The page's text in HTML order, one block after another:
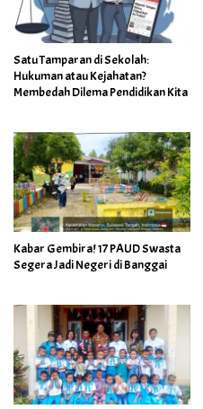
Satu Tamparan di Sekolah:
Hukuman atau Kejahatan?
Membedah Dilema Pendidikan Kita
Kabar Gembira! 17 PAUD Swasta
Segera Jadi Negeri di Banggai